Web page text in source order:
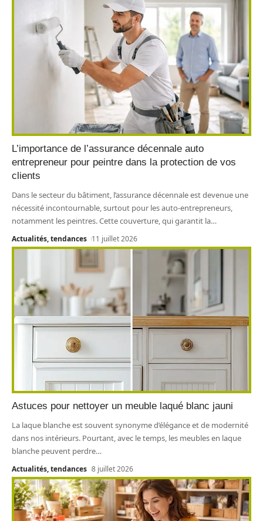
L’importance de l’assurance décennale auto
entrepreneur pour peintre dans la protection de vos
clients
Dans le secteur du bâtiment, l’assurance décennale est devenue une
nécessité incontournable, surtout pour les auto-entrepreneurs,
notamment les peintres. Cette couverture, qui garantit la…
Actualités, tendances 11 juillet 2026
Astuces pour nettoyer un meuble laqué blanc jauni
La laque blanche est souvent synonyme d’élégance et de modernité
dans nos intérieurs. Pourtant, avec le temps, les meubles en laque
blanche peuvent perdre…
Actualités, tendances 8 juillet 2026